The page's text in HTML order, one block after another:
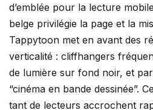
d’emblée pour la lecture
belge privilégie la page et la
Tappytoon met en avant des
verticalité : cliffhangers
de lumière sur fond noir, et
“cinéma en bande dessinée”.
tant de lecteurs accrochent